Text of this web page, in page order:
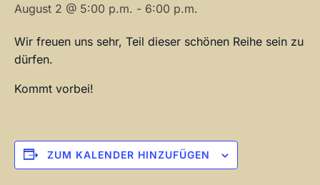
August 2 @ 5:00 p.m. - 6:00 p.m.
Wir freuen uns sehr, Teil dieser schönen Reihe sein zu
dürfen.
Kommt vorbei!
ZUM KALENDER HINZUFÜGEN